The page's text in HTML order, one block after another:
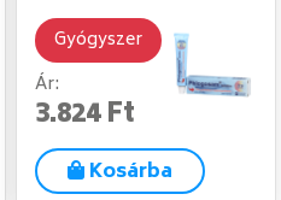
Gyógyszer
Ár:
3.824 Ft
Kosárba